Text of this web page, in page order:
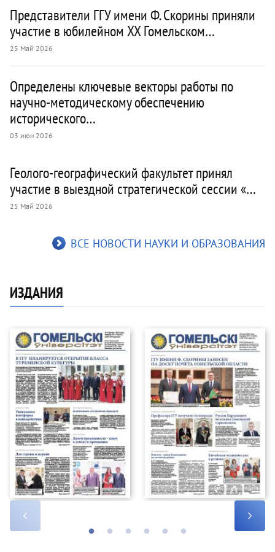
Определены ключевые векторы работы по
научно-методическому обеспечению
исторического…
03 июн 2026
Представители ГГУ имени Ф. Скорины приняли
участие в юбилейном XX Гомельском…
25 Май 2026
Геолого-географический факультет принял
участие в выездной стратегической сессии «…
25 Май 2026
ВСЕ НОВОСТИ НАУКИ И ОБРАЗОВАНИЯ
ИЗДАНИЯ